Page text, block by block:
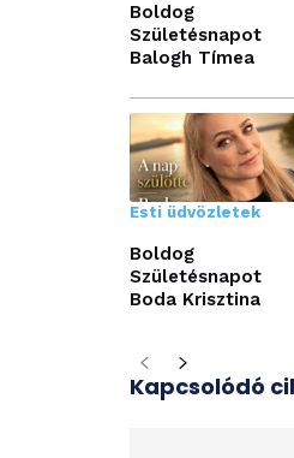
Boldog
Születésnapot
Balogh Tímea
Esti üdvözletek
Boldog
Születésnapot
Boda Krisztina
Kapcsolódó